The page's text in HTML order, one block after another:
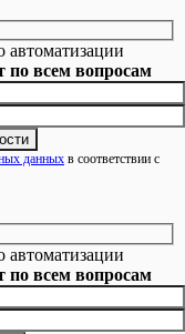
по всем вопросам
данных в соответствии с
по всем вопросам